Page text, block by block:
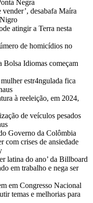
Negra
vender’, desabafa Maíra
atingir a Terra nesta
de homicídios no
Bolsa Idiomas começam
estr4ngulada fica
à reeleição, em 2024,
de veículos pesados
Governo da Colômbia
com crises de ansiedade
latina do ano’ da Billboard
em trabalho e nega ser
em Congresso Nacional
temas e melhorias para